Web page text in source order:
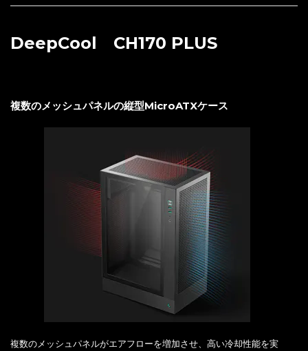
DeepCool CH170 PLUS
複数のメッシュパネルの縦型MicroATXケース
複数のメッシュパネルがエアフローを増加させ、高い冷却性能を実